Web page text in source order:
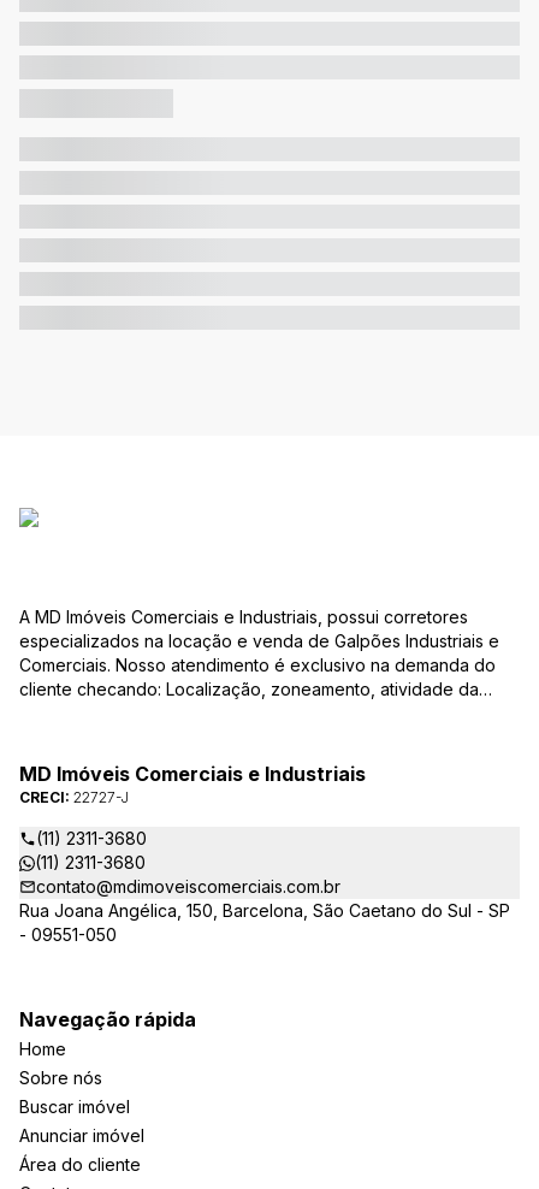
A MD Imóveis Comerciais e Industriais, possui corretores
especializados na locação e venda de Galpões Industriais e
Comerciais. Nosso atendimento é exclusivo na demanda do
cliente checando: Localização, zoneamento, atividade da
atender de verdade a sua necessidade!
MD Imóveis Comerciais e Industriais
CRECI: 22727-J
(11) 2311-3680
(11) 2311-3680
contato@mdimoveiscomerciais.com.br
Rua Joana Angélica, 150, Barcelona, São Caetano do Sul - SP
- 09551-050
Navegação rápida
Home
Sobre nós
Buscar imóvel
Anunciar imóvel
Área do cliente